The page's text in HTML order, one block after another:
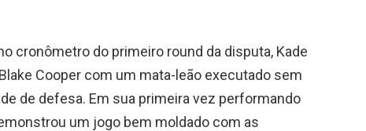
cronômetro do primeiro round da disputa, Kade
Cooper com um mata-leão executado sem
de defesa. Em sua primeira vez performando
um jogo bem moldado com as